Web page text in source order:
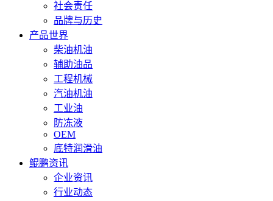
社会责任
品牌与历史
产品世界
柴油机油
辅助油品
工程机械
汽油机油
工业油
防冻液
OEM
底特润滑油
鲲鹏资讯
企业资讯
行业动态